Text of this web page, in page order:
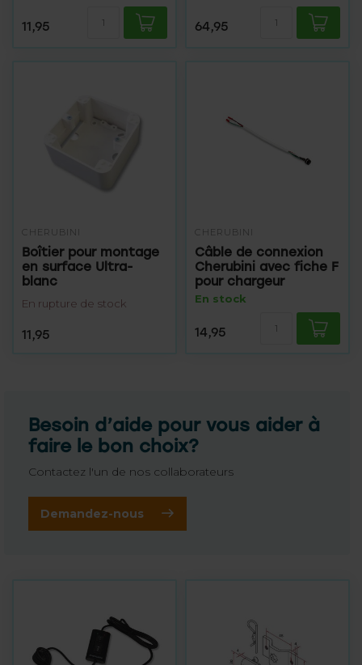
11,95 64,95
CHERUBINI
Boîtier pour montage
en surface Ultra-
blanc
En rupture de stock
11,95
CHERUBINI
Câble de connexion
Cherubini avec fiche F
pour chargeur
En stock
14,95
Besoin d’aide pour vous aider à
faire le bon choix?
Contactez l'un de nos collaborateurs
Demandez-nous